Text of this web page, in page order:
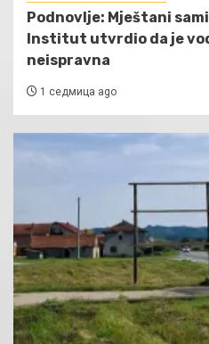
Podnovlje: Mještani
Institut utvrdio da je
neispravna
1 седмица ago